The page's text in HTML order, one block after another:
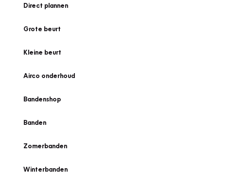
Direct plannen
Grote beurt
Kleine beurt
Airco onderhoud
Bandenshop
Banden
Zomerbanden
Winterbanden